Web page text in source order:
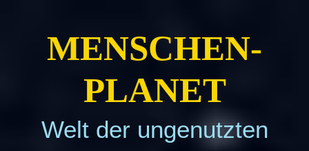
MEN­SCHEN­
PLA­NET
Welt der ungenutzten